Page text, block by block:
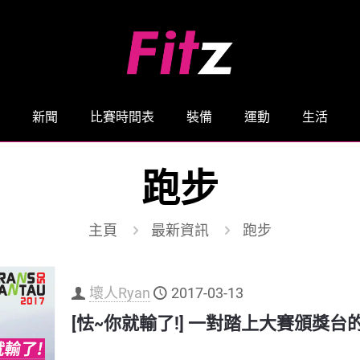
新聞 比賽時間表 裝備 運動 生活
跑步
主頁 最新資訊 跑步
壞人Ryan 2017-03-13
[怯~你就輸了!] 一對踏上大賽頒獎台